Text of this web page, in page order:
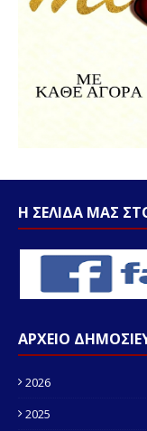
Η ΣΕΛΙΔΑ ΜΑΣ
ΑΡΧΕΙΟ
2026
2025